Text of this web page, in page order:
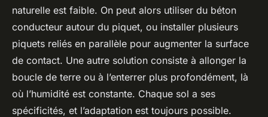
naturelle est faible. On peut alors utiliser du béton
conducteur autour du piquet, ou installer plusieurs
piquets reliés en parallèle pour augmenter la surface
de contact. Une autre solution consiste à allonger la
boucle de terre ou à l’enterrer plus profondément, là
où l’humidité est constante. Chaque sol a ses
spécificités, et l’adaptation est toujours possible.